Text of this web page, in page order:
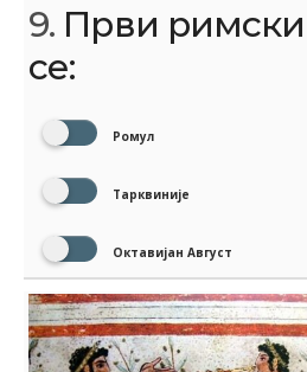
9. Први римски
се:
Ромул
Тарквиније
Октавијан Август